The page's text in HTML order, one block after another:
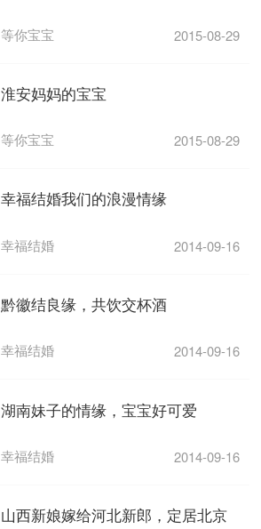
等你宝宝 2015-08-29
淮安妈妈的宝宝
等你宝宝 2015-08-29
幸福结婚我们的浪漫情缘
幸福结婚 2014-09-16
黔徽结良缘，共饮交杯酒
幸福结婚 2014-09-16
湖南妹子的情缘，宝宝好可爱
幸福结婚 2014-09-16
山西新娘嫁给河北新郎，定居北京